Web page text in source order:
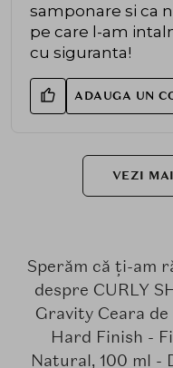
samponare si ca
pe care l-am
cu siguranta!
ADAUGA UN
VEZI
Sperăm că ți-am
despre CURLY
Gravity Ceara
Hard Finish -
Natural, 100 ml -